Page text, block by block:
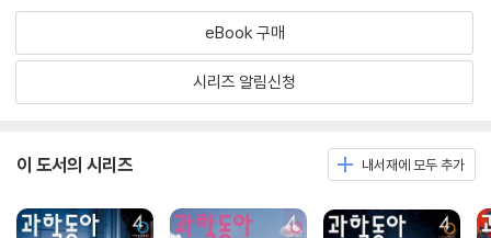
eBook 구매
시리즈 알림신청
이 도서의 시리즈 내서재에 모두 추가